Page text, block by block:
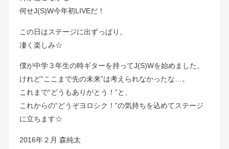
何せJ(S)W今年初LIVEだ！
この日はステージに出ずっぱり。
凄く楽しみ☆
僕が中学３年生の時ギターを持ってJ(S)Wを始めました。
けれど“ここまで先の未来”は考えられなかったな…。
これまで“どうもありがとう！”と、
これからの“どうぞヨロシク！”の気持ちを込めてステージ
に立ちます☆
2016年２月 森純太